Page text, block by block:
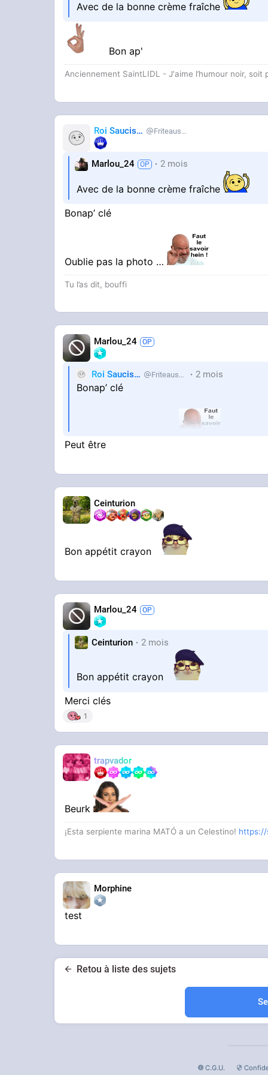
Avec de la bonne crème fraîche
Bon ap'
Anciennement SaintLIDL - J'aime l’humour noir, soit
Roi Saucisse Friteausucre
Marlou_24 2 mois
Avec de la bonne crème fraîche
Bonap’ clé
Oublie pas la photo …
Tu l’as dit, bouffi
Marlou_24
Roi Saucisse Friteausucre 2 mois
Bonap’ clé
Peut être
Ceinturion
Bon appétit crayon
Marlou_24
Ceinturion 2 mois
Bon appétit crayon
Merci clés
1
trapvador
Beurk
¡Esta serpiente marina MATÓ a un Celestino! https://
Morphine
test
Retou à liste des sujets
C.G.U.